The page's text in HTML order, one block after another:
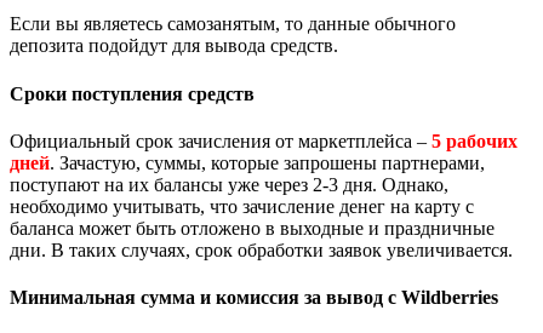
Если вы являетесь самозанятым, то данные обычного
депозита подойдут для вывода средств.
Сроки поступления средств
Официальный срок зачисления от маркетплейса – 5 рабочих
дней. Зачастую, суммы, которые запрошены партнерами,
поступают на их балансы уже через 2-3 дня. Однако,
необходимо учитывать, что зачисление денег на карту с
баланса может быть отложено в выходные и праздничные
дни. В таких случаях, срок обработки заявок увеличивается.
Минимальная сумма и комиссия за вывод с Wildberries